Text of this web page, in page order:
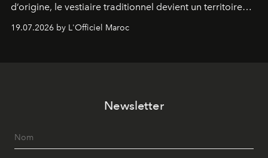
d’origine, le vestiaire traditionnel devient un territoire
d’expérimentation. Avec Néo Beldi, Diamantine en
révise les proportions et les usages pour l’inscrire dans
19.07.2026 by L'Officiel Maroc
Newsletter